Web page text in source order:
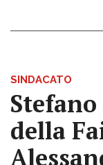
SINDACATO
della